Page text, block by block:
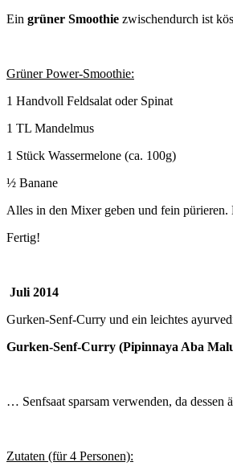
Ein grüner Smoothie zwischendurch ist
Grüner Power-Smoothie:
1 Handvoll Feldsalat oder Spinat
1 TL Mandelmus
1 Stück Wassermelone (ca. 100g)
½ Banane
Alles in den Mixer geben und fein
Fertig!
Juli 2014
Gurken-Senf-Curry und ein leichtes
Gurken-Senf-Curry (Pipinnaya Aba
… Senfsaat sparsam verwenden, da dessen
Zutaten (für 4 Personen):